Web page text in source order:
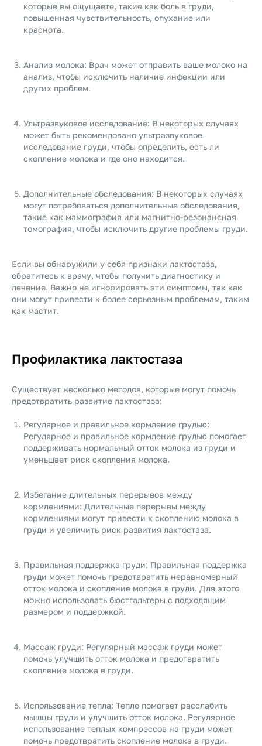
которые вы ощущаете, такие как боль в груди,
повышенная чувствительность, опухание или
краснота.
Анализ молока: Врач может отправить ваше молоко на
анализ, чтобы исключить наличие инфекции или
других проблем.
Ультразвуковое исследование: В некоторых случаях
может быть рекомендовано ультразвуковое
исследование груди, чтобы определить, есть ли
скопление молока и где оно находится.
Дополнительные обследования: В некоторых случаях
могут потребоваться дополнительные обследования,
такие как маммография или магнитно-резонансная
томография, чтобы исключить другие проблемы груди.
Если вы обнаружили у себя признаки лактостаза,
обратитесь к врачу, чтобы получить диагностику и
лечение. Важно не игнорировать эти симптомы, так как
они могут привести к более серьезным проблемам, таким
как мастит.
Профилактика лактостаза
Существует несколько методов, которые могут помочь
предотвратить развитие лактостаза:
Регулярное и правильное кормление грудью:
Регулярное и правильное кормление грудью помогает
поддерживать нормальный отток молока из груди и
уменьшает риск скопления молока.
Избегание длительных перерывов между
кормлениями: Длительные перерывы между
кормлениями могут привести к скоплению молока в
груди и увеличить риск развития лактостаза.
Правильная поддержка груди: Правильная поддержка
груди может помочь предотвратить неравномерный
отток молока и скопление молока в груди. Для этого
можно использовать бюстгальтеры с подходящим
размером и поддержкой.
Массаж груди: Регулярный массаж груди может
помочь улучшить отток молока и предотвратить
скопление молока в груди.
Использование тепла: Тепло помогает расслабить
мышцы груди и улучшить отток молока. Регулярное
использование теплых компрессов на груди может
помочь предотвратить скопление молока в груди.